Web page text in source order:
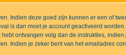
Indien deze goed zijn kunnen er een of
is dan moet je account geactiveerd
ontvangen volg dan de instrukties,
Indien je zeker bent van het emailadres